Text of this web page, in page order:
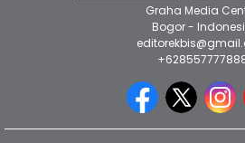
Graha Media
Bogor -
+628557777888